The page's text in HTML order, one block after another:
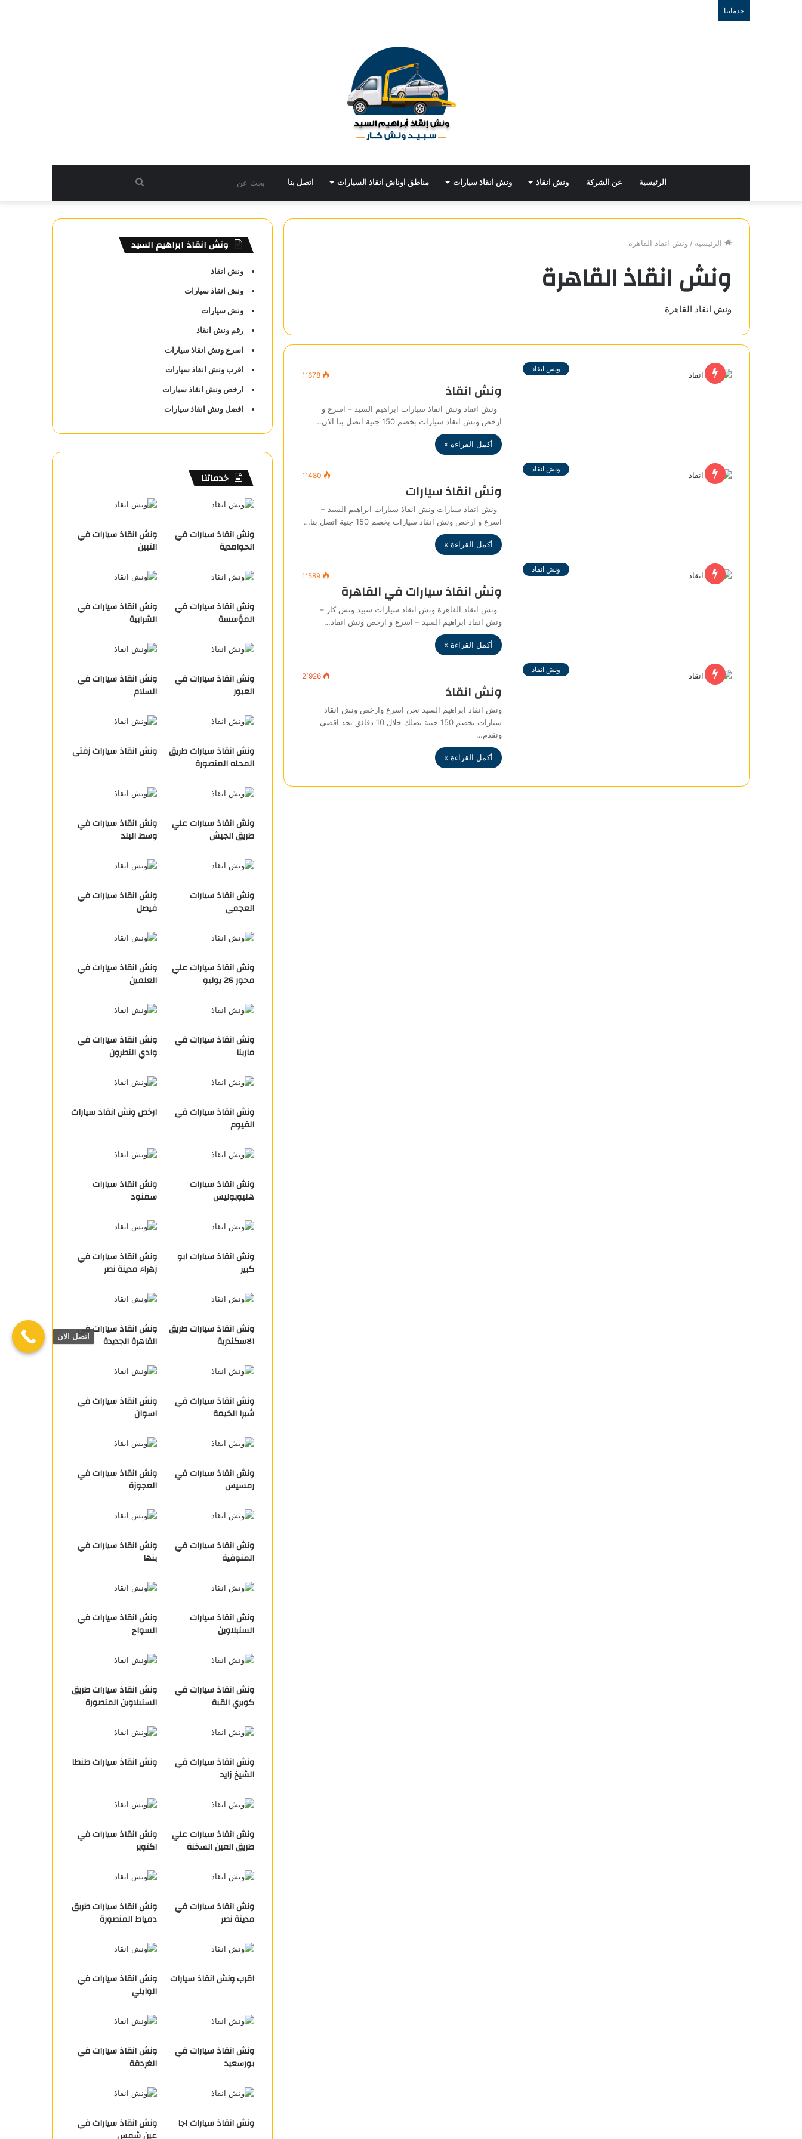
خدماتنا
الرئيسية عن الشركة ونش انقاذ ونش انقاذ سيارات مناطق اوناش انقاذ السيارات اتصل بنا
عن
الرئيسية / ونش انقاذ القاهرة
ونش انقاذ القاهرة
ونش انقاذ القاهرة
ونش انقاذ
1٬678
ونش انقاذ
ونش انقاذ ونش انقاذ سيارات ابراهيم السيد – اسرع و
ارخص ونش انقاذ سيارات بخصم 150 جنية اتصل بنا الان…
أكمل القراءة »
ونش انقاذ
1٬480
ونش انقاذ سيارات
ونش انقاذ سيارات ونش انقاذ سيارات ابراهيم السيد –
اسرع و ارخص ونش انقاذ سيارات بخصم 150 جنية اتصل بنا…
أكمل القراءة »
ونش انقاذ
1٬589
ونش انقاذ سيارات في القاهرة
ونش انقاذ القاهرة ونش انقاذ سيارات سبيد ونش كار –
ونش انقاذ ابراهيم السيد – اسرع و ارخص ونش انقاذ…
أكمل القراءة »
ونش انقاذ
2٬926
ونش انقاذ
ونش انقاذ ابراهيم السيد نحن اسرع وارخص ونش انقاذ
سيارات بخصم 150 جنية نصلك خلال 10 دقائق بحد اقصي
ونقدم…
أكمل القراءة »
ونش انقاذ ابراهيم السيد
ونش انقاذ
ونش انقاذ سيارات
ونش سيارات
رقم ونش انقاذ
اسرع ونش انقاذ سيارات
اقرب ونش انقاذ سيارات
ارخص ونش انقاذ سيارات
افضل ونش انقاذ سيارات
خدماتنا
ونش انقاذ سيارات في
الحوامدية
ونش انقاذ سيارات في
التبين
ونش انقاذ سيارات في
المؤسسة
ونش انقاذ سيارات في
الشرابية
ونش انقاذ سيارات في
العبور
ونش انقاذ سيارات في
السلام
ونش انقاذ سيارات طريق
المحله المنصورة
ونش انقاذ سيارات زفتى
ونش انقاذ سيارات علي
طريق الجيش
ونش انقاذ سيارات في
وسط البلد
ونش انقاذ سيارات
العجمي
ونش انقاذ سيارات في
فيصل
ونش انقاذ سيارات علي
محور 26 يوليو
ونش انقاذ سيارات في
العلمين
ونش انقاذ سيارات في
مارينا
ونش انقاذ سيارات في
وادي النطرون
ونش انقاذ سيارات في
الفيوم
ارخص ونش انقاذ سيارات
ونش انقاذ سيارات
هليوبوليس
ونش انقاذ سيارات
سمنود
ونش انقاذ سيارات ابو
كبير
ونش انقاذ سيارات في
زهراء مدينة نصر
ونش انقاذ سيارات طريق
الاسكندرية
ونش انقاذ سيارات في
القاهرة الجديدة
ونش انقاذ سيارات في
شبرا الخيمة
ونش انقاذ سيارات في
اسوان
ونش انقاذ سيارات في
رمسيس
ونش انقاذ سيارات في
العجوزة
ونش انقاذ سيارات في
المنوفية
ونش انقاذ سيارات في
بنها
ونش انقاذ سيارات
السنبلاوين
ونش انقاذ سيارات في
السواح
ونش انقاذ سيارات في
كوبري القبة
ونش انقاذ سيارات طريق
السنبلاوين المنصورة
ونش انقاذ سيارات في
الشيخ زايد
ونش انقاذ سيارات طنطا
ونش انقاذ سيارات علي
طريق العين السخنة
ونش انقاذ سيارات في
اكتوبر
ونش انقاذ سيارات في
مدينة نصر
ونش انقاذ سيارات طريق
دمياط المنصورة
اقرب ونش انقاذ سيارات
ونش انقاذ سيارات في
الوايلي
ونش انقاذ سيارات في
بورسعيد
ونش انقاذ سيارات في
الغردقة
ونش انقاذ سيارات اجا
ونش انقاذ سيارات في
اتصل الان